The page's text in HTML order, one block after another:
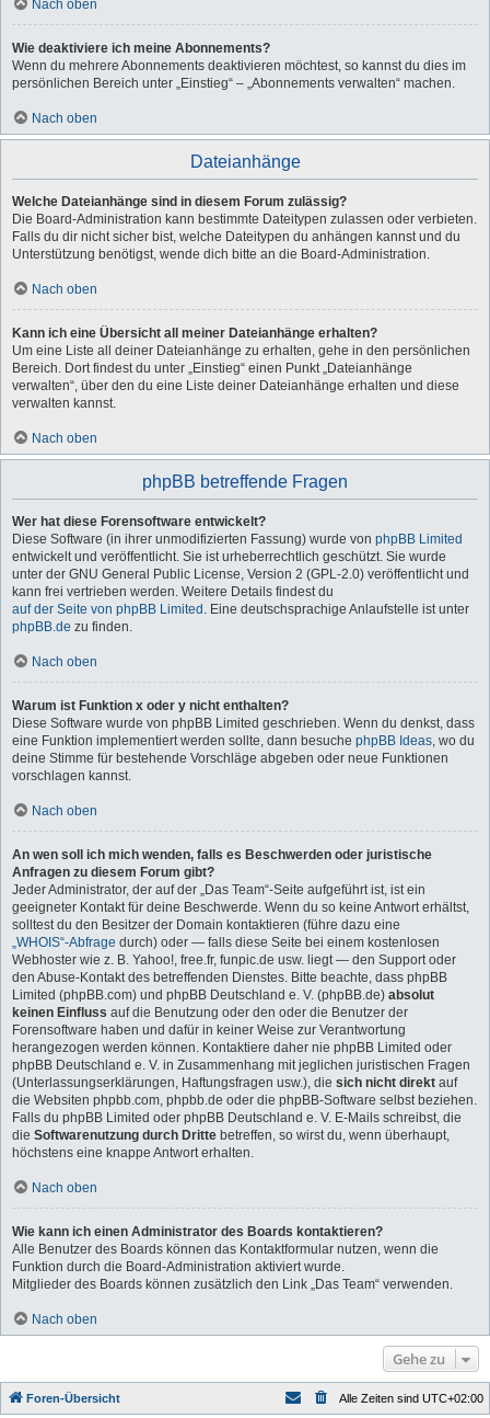
Nach oben
Wie deaktiviere ich meine Abonnements?
Wenn du mehrere Abonnements deaktivieren möchtest, so kannst du dies im
persönlichen Bereich unter „Einstieg“ – „Abonnements verwalten“ machen.
Nach oben
Dateianhänge
Welche Dateianhänge sind in diesem Forum zulässig?
Die Board-Administration kann bestimmte Dateitypen zulassen oder verbieten.
Falls du dir nicht sicher bist, welche Dateitypen du anhängen kannst und du
Unterstützung benötigst, wende dich bitte an die Board-Administration.
Nach oben
Kann ich eine Übersicht all meiner Dateianhänge erhalten?
Um eine Liste all deiner Dateianhänge zu erhalten, gehe in den persönlichen
Bereich. Dort findest du unter „Einstieg“ einen Punkt „Dateianhänge
verwalten“, über den du eine Liste deiner Dateianhänge erhalten und diese
verwalten kannst.
Nach oben
phpBB betreffende Fragen
Wer hat diese Forensoftware entwickelt?
Diese Software (in ihrer unmodifizierten Fassung) wurde von phpBB Limited
entwickelt und veröffentlicht. Sie ist urheberrechtlich geschützt. Sie wurde
unter der GNU General Public License, Version 2 (GPL-2.0) veröffentlicht und
kann frei vertrieben werden. Weitere Details findest du
auf der Seite von phpBB Limited . Eine deutschsprachige Anlaufstelle ist unter
phpBB.de zu finden.
Nach oben
Warum ist Funktion x oder y nicht enthalten?
Diese Software wurde von phpBB Limited geschrieben. Wenn du denkst, dass
eine Funktion implementiert werden sollte, dann besuche phpBB Ideas, wo du
deine Stimme für bestehende Vorschläge abgeben oder neue Funktionen
vorschlagen kannst.
Nach oben
An wen soll ich mich wenden, falls es Beschwerden oder juristische
Anfragen zu diesem Forum gibt?
Jeder Administrator, der auf der „Das Team“-Seite aufgeführt ist, ist ein
geeigneter Kontakt für deine Beschwerde. Wenn du so keine Antwort erhältst,
solltest du den Besitzer der Domain kontaktieren (führe dazu eine
„WHOIS“-Abfrage durch) oder — falls diese Seite bei einem kostenlosen
Webhoster wie z. B. Yahoo!, free.fr, funpic.de usw. liegt — den Support oder
den Abuse-Kontakt des betreffenden Dienstes. Bitte beachte, dass phpBB
Limited (phpBB.com) und phpBB Deutschland e. V. (phpBB.de) absolut
keinen Einfluss auf die Benutzung oder den oder die Benutzer der
Forensoftware haben und dafür in keiner Weise zur Verantwortung
herangezogen werden können. Kontaktiere daher nie phpBB Limited oder
phpBB Deutschland e. V. in Zusammenhang mit jeglichen juristischen Fragen
(Unterlassungserklärungen, Haftungsfragen usw.), die sich nicht direkt auf
die Websiten phpbb.com, phpbb.de oder die phpBB-Software selbst beziehen.
Falls du phpBB Limited oder phpBB Deutschland e. V. E-Mails schreibst, die
die Softwarenutzung durch Dritte betreffen, so wirst du, wenn überhaupt,
höchstens eine knappe Antwort erhalten.
Nach oben
Wie kann ich einen Administrator des Boards kontaktieren?
Alle Benutzer des Boards können das Kontaktformular nutzen, wenn die
Funktion durch die Board-Administration aktiviert wurde.
Mitglieder des Boards können zusätzlich den Link „Das Team“ verwenden.
Nach oben
Gehe zu
Foren-Übersicht Alle Zeiten sind UTC+02:00